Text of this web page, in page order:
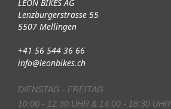
LEON BIKES AG
Lenzburgerstrasse 55
5507 Mellingen
+41 56 544 36 66
info@leonbikes.ch
DIENSTAG - FREITAG
10:00 - 12:30 UHR & 14:00 - 18:30 UHR